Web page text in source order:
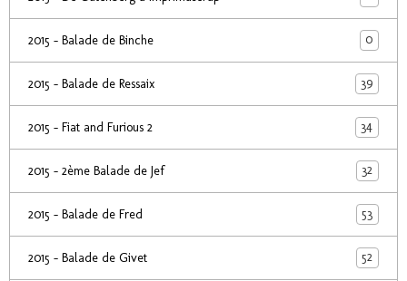
2015 - Balade de Binche 0
2015 - Balade de Ressaix 39
2015 - Fiat and Furious 2 34
2015 - 2ème Balade de Jef 32
2015 - Balade de Fred 53
2015 - Balade de Givet 52